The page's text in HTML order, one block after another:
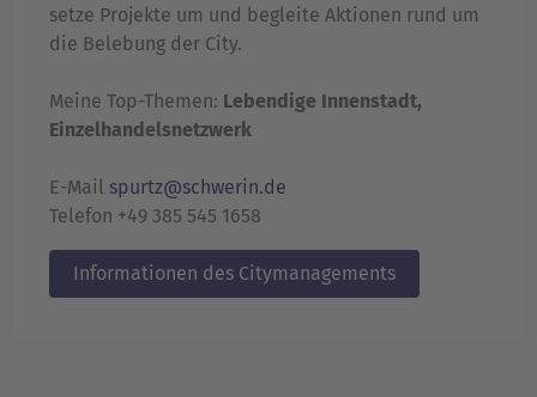
setze Projekte um und begleite Aktionen rund um
die Belebung der City.
Meine Top-Themen: Lebendige Innenstadt,
Einzelhandelsnetzwerk
E-Mail spurtz@schwerin.de
Telefon +49 385 545 1658
Informationen des Citymanagements